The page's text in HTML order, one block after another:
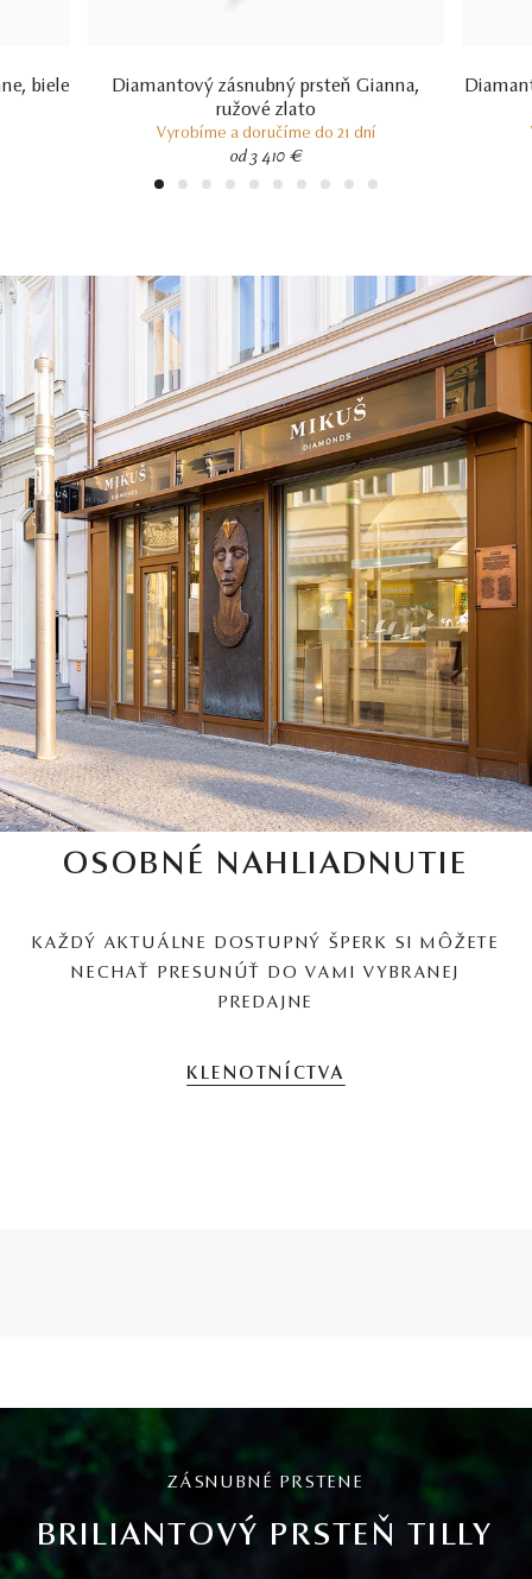
biele
Diamantový zásnubný prsteň Gianna,
ružové zlato
Vyrobíme a doručíme do 21 dní
od 3 410 €
1 2 3 4 5 6 7 8 9 10
OSOBNÉ NAHLIADNUTIE
KAŽDÝ AKTUÁLNE DOSTUPNÝ ŠPERK SI MÔŽETE
NECHAŤ PRESUNÚŤ DO VAMI VYBRANEJ
PREDAJNE
KLENOTNÍCTVA
ZÁSNUBNÉ PRSTENE
BRILIANTOVÝ PRSTEŇ TILLY